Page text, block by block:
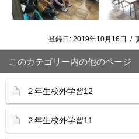
登録日: 2019年10月16日 /
このカテゴリー内の他のページ
２年生校外学習12
２年生校外学習11